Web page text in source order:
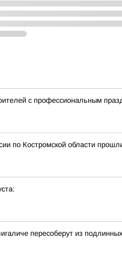
с профессиональным
по Костромской области
пересоберут из